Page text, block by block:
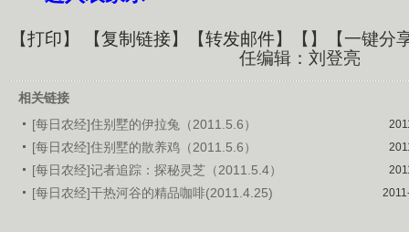
【打印】 【复制链接】【转发邮件】【 】
【一键分
任编辑：刘登亮
相关链接
[每日农经]住别墅的伊拉兔（2011.5.6）
[每日农经]住别墅的散养鸡（2011.5.6）
[每日农经]记者追踪：探秘灵芝（2011.5.4）
[每日农经]干热河谷的精品咖啡(2011.4.25)